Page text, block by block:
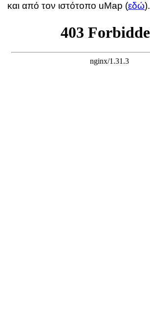
και από τον ιστότοπο uMap (εδώ).